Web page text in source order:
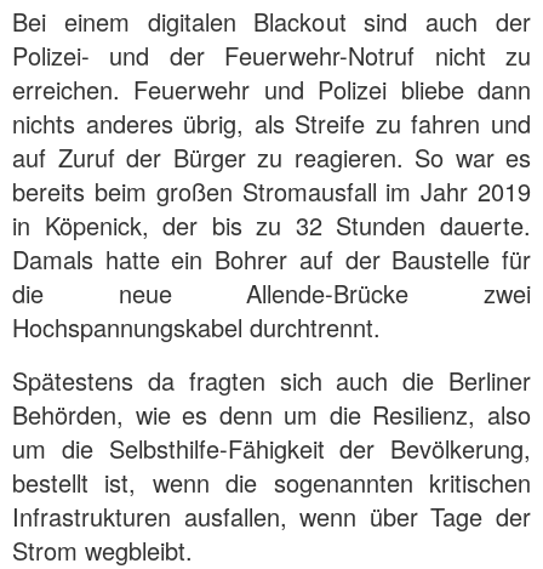
Bei einem digitalen Blackout sind auch der
Polizei- und der Feuerwehr-Notruf nicht zu
erreichen. Feuerwehr und Polizei bliebe dann
nichts anderes übrig, als Streife zu fahren und
auf Zuruf der Bürger zu reagieren. So war es
bereits beim großen Stromausfall im Jahr 2019
in Köpenick, der bis zu 32 Stunden dauerte.
Damals hatte ein Bohrer auf der Baustelle für
die neue Allende-Brücke zwei
Hochspannungskabel durchtrennt.
Spätestens da fragten sich auch die Berliner
Behörden, wie es denn um die Resilienz, also
um die Selbsthilfe-Fähigkeit der Bevölkerung,
bestellt ist, wenn die sogenannten kritischen
Infrastrukturen ausfallen, wenn über Tage der
Strom wegbleibt.